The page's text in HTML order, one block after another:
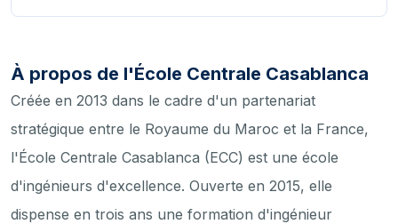
À propos de l'École Centrale Casablanca
Créée en 2013 dans le cadre d'un partenariat
stratégique entre le Royaume du Maroc et la France,
l'École Centrale Casablanca (ECC) est une école
d'ingénieurs d'excellence. Ouverte en 2015, elle
dispense en trois ans une formation d'ingénieur